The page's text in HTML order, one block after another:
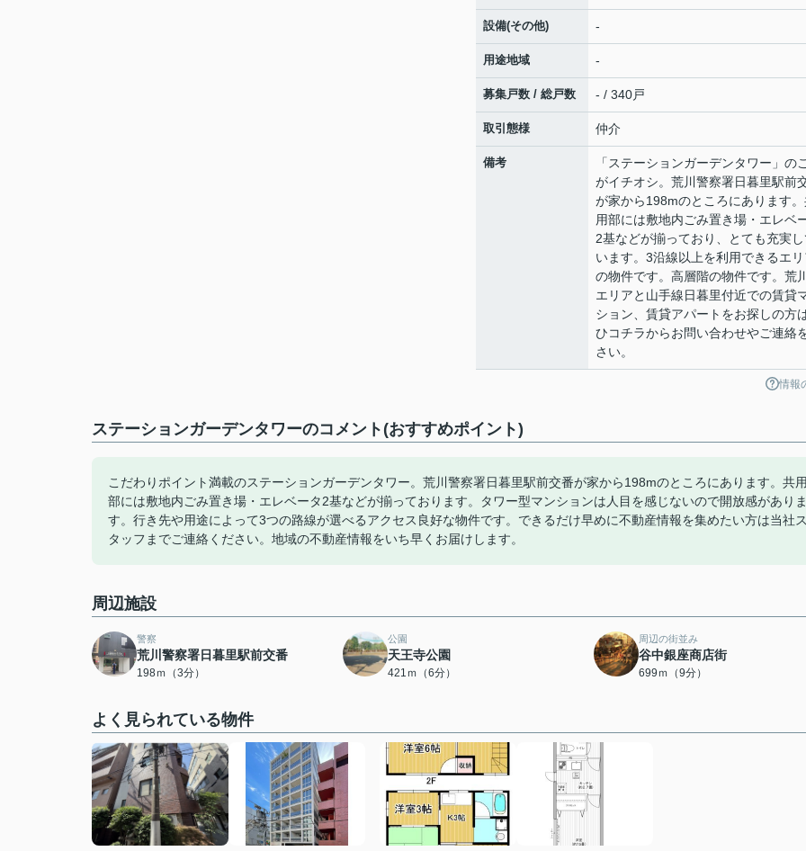
設備(その他) -
用途地域 -
募集戸数 / 総戸数 - / 340戸
取引態様 仲介
備考
「ステーションガーデンタワー」の
がイチオシ。荒川警察署日暮里駅前
が家から198mのところにあります
用部には敷地内ごみ置き場・エレベ
2基などが揃っており、とても充実し
います。3沿線以上を利用できるエリ
の物件です。高層階の物件です。荒
エリアと山手線日暮里付近での賃貸
ション、賃貸アパートをお探しの方
ひコチラからお問い合わせやご連絡
さい。
情報
ステーションガーデンタワーのコメント(おすすめポイント)
こだわりポイント満載のステーションガーデンタワー。荒川警察署日暮里駅前交番が家から198mのところにあります。共用
部には敷地内ごみ置き場・エレベータ2基などが揃っております。タワー型マンションは人目を感じないので開放感がありま
す。行き先や用途によって3つの路線が選べるアクセス良好な物件です。できるだけ早めに不動産情報を集めたい方は当社ス
タッフまでご連絡ください。地域の不動産情報をいち早くお届けします。
周辺施設
警察
荒川警察署日暮里駅前交番
198ｍ（3分）
公園
天王寺公園
421ｍ（6分）
周辺の街並み
谷中銀座商店街
699ｍ（9分）
よく見られている物件